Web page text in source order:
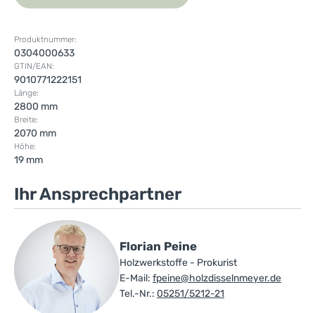
Produktnummer:
0304000633
GTIN/EAN:
9010771222151
Länge:
2800 mm
Breite:
2070 mm
Höhe:
19 mm
Ihr Ansprechpartner
Florian Peine
Holzwerkstoffe - Prokurist
E-Mail: fpeine@holzdisselnmeyer.de
Tel.-Nr.: 05251/5212-21